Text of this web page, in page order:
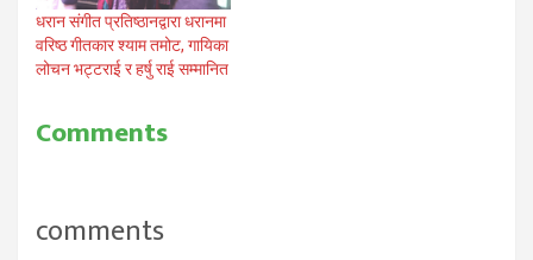
धरान संगीत प्रतिष्ठानद्वारा धरानमा
वरिष्ठ गीतकार श्याम तमोट, गायिका
लोचन भट्टराई र हर्षु राई सम्मानित
Comments
comments